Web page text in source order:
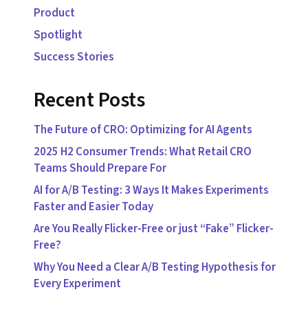
Product
Spotlight
Success Stories
Recent Posts
The Future of CRO: Optimizing for AI Agents
2025 H2 Consumer Trends: What Retail CRO
Teams Should Prepare For
AI for A/B Testing: 3 Ways It Makes Experiments
Faster and Easier Today
Are You Really Flicker-Free or just “Fake” Flicker-
Free?
Why You Need a Clear A/B Testing Hypothesis for
Every Experiment